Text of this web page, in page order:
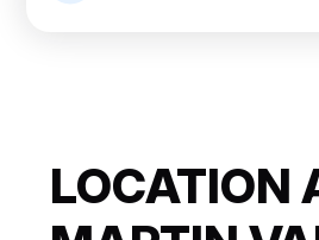
LOCATION